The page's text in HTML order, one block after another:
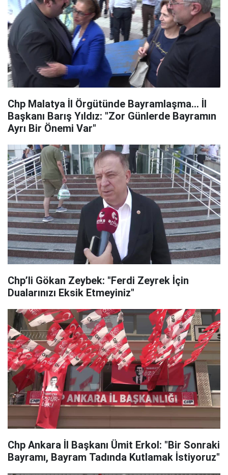
Chp Malatya İl Örgütünde Bayramlaşma… İl
Başkanı Barış Yıldız: "Zor Günlerde Bayramın
Ayrı Bir Önemi Var"
Chp’li Gökan Zeybek: "Ferdi Zeyrek İçin
Dualarınızı Eksik Etmeyiniz"
Chp Ankara İl Başkanı Ümit Erkol: "Bir Sonraki
Bayramı, Bayram Tadında Kutlamak İstiyoruz"